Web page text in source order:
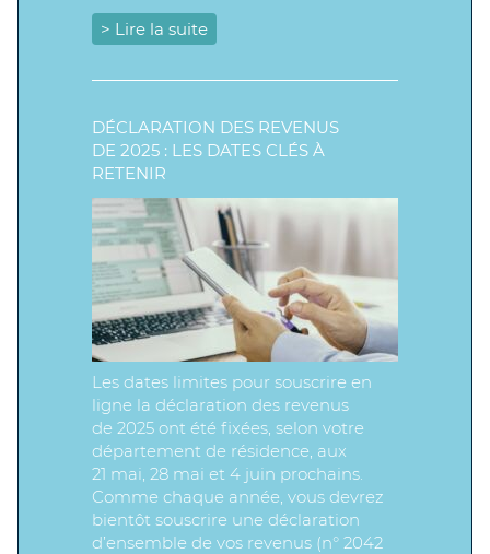
> Lire la suite
DÉCLARATION DES REVENUS
DE 2025 : LES DATES CLÉS À
RETENIR
Les dates limites pour souscrire en
ligne la déclaration des revenus
de 2025 ont été fixées, selon votre
département de résidence, aux
21 mai, 28 mai et 4 juin prochains.
Comme chaque année, vous devrez
bientôt souscrire une déclaration
d’ensemble de vos revenus (n° 2042